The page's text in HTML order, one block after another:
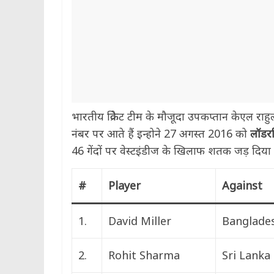
भारतीय क्रिकेट टीम के मौजूदा उपकप्तान केएल
नंबर पर आते हैं इन्होने 27 अगस्त 2016 को
46 गेंदों पर वेस्टइंडीज के खिलाफ शतक जड़ दिया
# Player Against
1. David Miller
2. Rohit Sharma Sri Lanka